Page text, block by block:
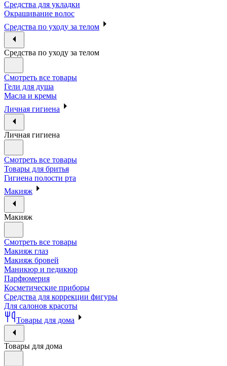
Средства для укладки
Окрашивание волос
Средства по уходу за телом
Средства по уходу за телом
Смотреть все товары
Гели для душа
Масла и кремы
Личная гигиена
Личная гигиена
Смотреть все товары
Товары для бритья
Гигиена полости рта
Макияж
Макияж
Смотреть все товары
Макияж глаз
Макияж бровей
Маникюр и педикюр
Парфюмерия
Косметические приборы
Средства для коррекции фигуры
Для салонов красоты
Товары для дома
Товары для дома